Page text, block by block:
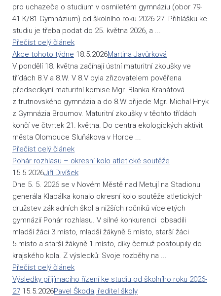
pro uchazeče o studium v osmiletém gymnáziu (obor 79-
41-K/81 Gymnázium) od školního roku 2026-27. Přihlášku ke
studiu je třeba podat do 25. května 2026, a ...
Přečíst celý článek
Akce tohoto týdne 18.5.2026Martina Javůrková
V pondělí 18. května začínají ústní maturitní zkoušky ve
třídách 8.V a 8.W. V 8.V byla zřizovatelem pověřena
předsedkyní maturitní komise Mgr. Blanka Kranátová
z trutnovského gymnázia a do 8.W přijede Mgr. Michal Hnyk
z Gymnázia Broumov. Maturitní zkoušky v těchto třídách
končí ve čtvrtek 21. května. Do centra ekologických aktivit
města Olomouce Sluňákova v Horce ...
Přečíst celý článek
Pohár rozhlasu – okresní kolo atletické soutěže
15.5.2026Jiří Divíšek
Dne 5. 5. 2026 se v Novém Městě nad Metují na Stadionu
generála Klapálka konalo okresní kolo soutěže atletických
družstev základních škol a nižších ročníků víceletých
gymnázií Pohár rozhlasu. V silné konkurenci obsadili
mladší žáci 3.místo, mladší žákyně 6.místo, starší žáci
5.místo a starší žákyně 1.místo, díky čemuž postoupily do
krajského kola. Z výsledků: Svoje rozběhy na ...
Přečíst celý článek
Výsledky přijímacího řízení ke studiu od školního roku 2026-
27 15.5.2026Pavel Škoda, ředitel školy